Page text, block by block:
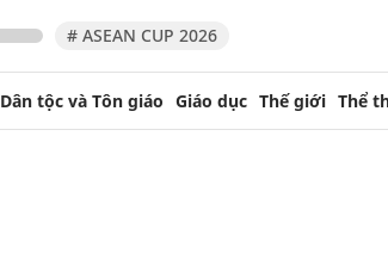
# ASEAN CUP 2026
Dân tộc và Tôn giáo Giáo dục Thế giới Thể